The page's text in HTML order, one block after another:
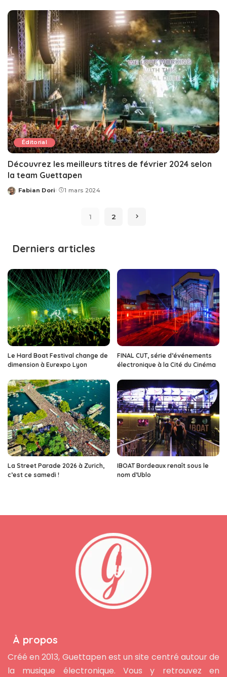
Éditorial
Découvrez les meilleurs titres de février 2024 selon
la team Guettapen
Posted
Fabian Dori 1 mars 2024
1 2
Derniers articles
Le Hard Boat Festival change de
dimension à Eurexpo Lyon
FINAL CUT, série d’événements
électronique à la Cité du Cinéma
La Street Parade 2026 à Zurich,
c’est ce samedi !
IBOAT Bordeaux renaît sous le
nom d’Ublo
À propos
Créé en 2013, Guettapen est un site centré autour de
la musique électronique. Vous y retrouvez en